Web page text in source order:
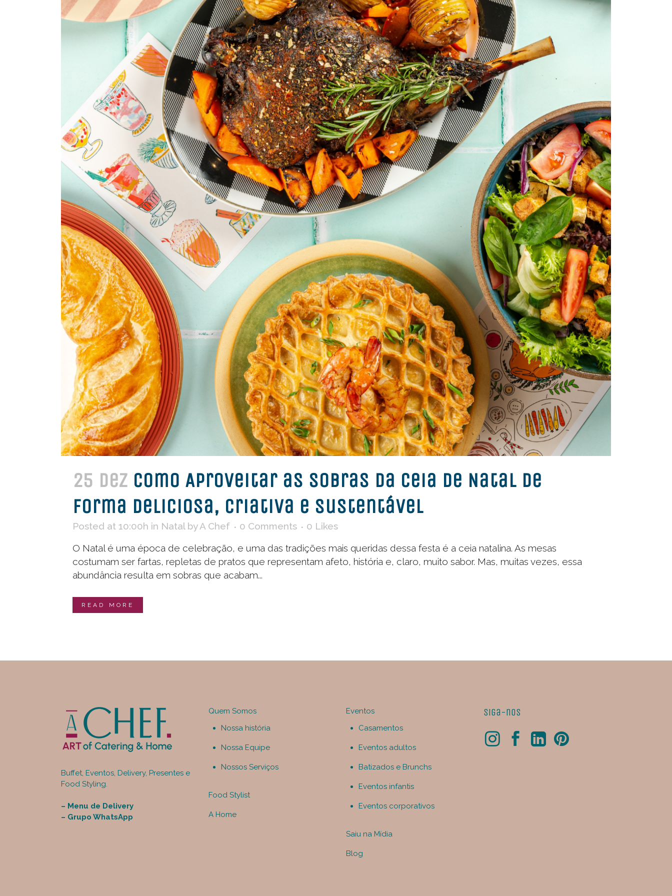
25 dez Como Aproveitar as Sobras da Ceia de Natal de
Forma Deliciosa, Criativa e Sustentável
Posted at 10:00h in Natal byA Chef 0 Comments 0 Likes
O Natal é uma época de celebração, e uma das tradições mais queridas dessa festa é a ceia natalina. As mesas
costumam ser fartas, repletas de pratos que representam afeto, história e, claro, muito sabor. Mas, muitas vezes, essa
abundância resulta em sobras que acabam...
READ MORE
Buffet, Eventos, Delivery, Presentes e
Food Styling.
– Menu de Delivery
– Grupo WhatsApp
Quem Somos
Nossa história
Nossa Equipe
Nossos Serviços
Food Stylist
A Home
Eventos
Casamentos
Eventos adultos
Batizados e Brunchs
Eventos infantis
Eventos corporativos
Saiu na Mídia
Blog
Siga-nos